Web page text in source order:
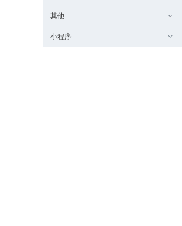
其他
小程序